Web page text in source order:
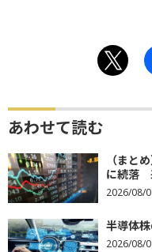
あわせて読む
（まと
に続落
2026/08/
半導体
2026/08/